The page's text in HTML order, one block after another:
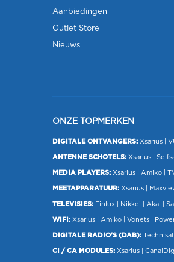
Aanbiedingen
Outlet Store
Nieuws
ONZE TOPMERKEN
DIGITALE ONTVANGERS: Xsarius
ANTENNE SCHOTELS: Xsarius
MEDIA PLAYERS: Xsarius Amiko
MEETAPPARATUUR: Xsarius
TELEVISIES: Finlux | Nikkei | Akai
WIFI: Xsarius Amiko Vonets
DIGITALE RADIO'S (DAB): Technisat
CI / CA MODULES: Xsarius